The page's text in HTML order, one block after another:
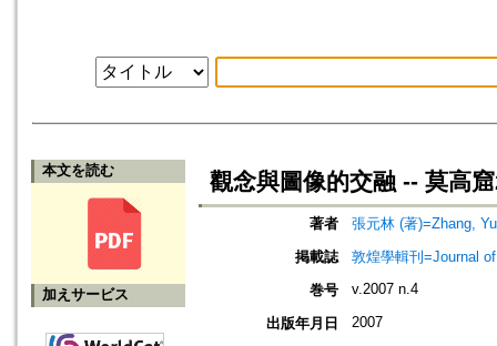
本文を読む
加えサービス
觀念與圖像的交融 -- 莫高
著者
張元林 (著)=Zhang,
掲載誌
敦煌學輯刊=Journal
巻号
v.2007 n.4
出版年月日 2007